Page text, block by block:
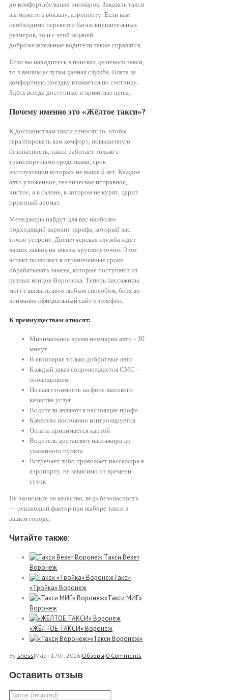
до комфортабельных иномарок. Заказать такси
вы можете к вокзалу, аэропорту. Если вам
необходимо перевезти багаж внушительных
размеров, то и с этой задачей
доброжелательные водители также справятся.
Если вы находитесь в поисках дешевого такси,
то к вашим услугам данная служба. Плата за
комфортную поездку взимается по счетчику.
Здесь всегда доступные и приятные цены.
Почему именно это «Жёлтое такси»?
К достоинствам такси относят то, чтобы
гарантировать вам комфорт, повышенную
безопасность, такси работает только с
транспортными средствами, срок
эксплуатации которых не выше 5 лет. Каждое
авто ухоженное, техническое исправное,
чистое, а в салоне, в котором не курят, царит
приятный аромат.
Менеджеры найдут для вас наиболее
подходящий вариант тарифа, который вас
точно устроит. Диспетчерская служба ждет
ваших заявок на заказы круглосуточно. Этот
аспект позволяет в ограниченные сроки
обрабатывать заказы, которые поступают из
разных концов Воронежа. Теперь пассажиры
могут вызвать авто любым способом, беря во
внимание официальный сайт и телефон.
К преимуществам относят:
Минимальное время иномарки авто – 10
минут
В автопарке только добротные авто
Каждый заказ сопровождается СМС –
оповещением
Низкая стоимость на фоне высокого
качества услуг
Водители являются настоящие профи
Качество постоянно контролируется
Оплата принимается картой
Водитель доставляет пассажира до
указанного пункта
Встречает либо провожает пассажира в
аэропорту, не зависимо от времени
суток
Не экономьте на качество, ведь безопасность
— решающий фактор при выборе такси в
вашем городе.
Читайте также:
Такси Везет
Воронеж
Такси
«Тройка» Воронеж
«Такси МИГ»
Воронеж
«ЖЁЛТОЕ ТАКСИ» Воронеж
«Такси Воронеж»
By shess|Март 17th, 2016|Обзоры|0 Comments
Оставить отзыв